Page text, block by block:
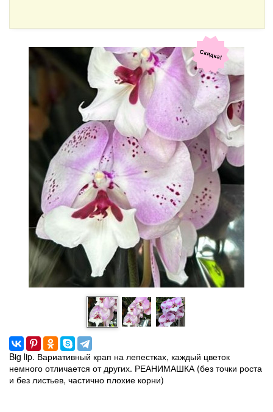
Скидка!
Big lip. Вариативный крап на лепестках, каждый цветок
немного отличается от других. РЕАНИМАШКА (без точки роста
и без листьев, частично плохие корни)